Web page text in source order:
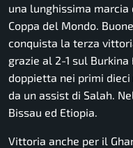
una lunghissima
Coppa del Mondo.
conquista la terza
grazie al 2-1 sul
doppietta nei primi
da un assist di Salah.
Bissau ed Etiopia.
Vittoria anche per il